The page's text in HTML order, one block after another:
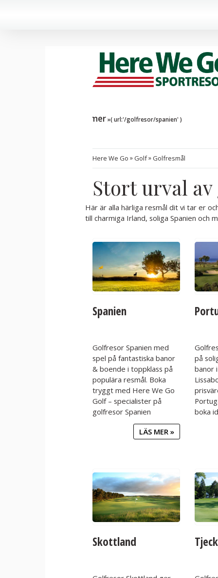
Läs mer
Here We Go » Golf» Golfresmål
Stort urval
Här är alla härliga resmål dit vi tar er
till charmiga Irland, soliga Spanien och
Spanien
Golfresor Spanien med
spel på fantastiska banor
& boende i toppklass på
populära resmål. Boka
tryggt med Here We Go
Golf – specialister på
golfresor Spanien
LÄS MER »
på
banor
boka
Skottland